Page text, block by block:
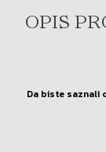
OPIS
Da biste saznali